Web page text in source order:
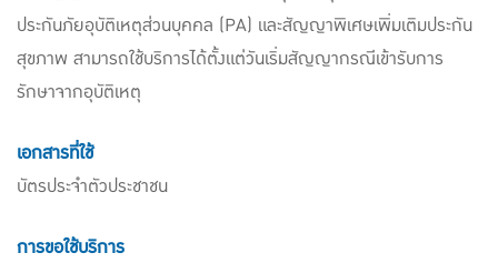
ประกันภัยอุบัติเหตุส่วนบุคคล (PA) และสัญญาพิเศษเพิ่มเติมประกัน
สุขภาพ สามารถใช้บริการได้ตั้งแต่วันเริ่มสัญญากรณีเข้ารับการ
รักษาจากอุบัติเหตุ
เอกสารที่ใช้
บัตรประจำตัวประชาชน
การขอใช้บริการ